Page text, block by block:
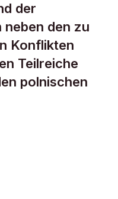
der
den zu
Konflikten
Teilreiche
polnischen